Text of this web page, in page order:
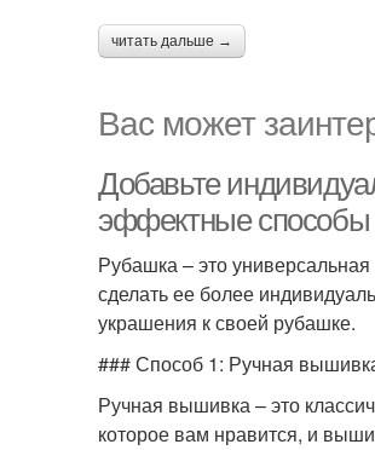
читать дальше →
Вас может
Добавьте
эффектные способы
Рубашка – это
сделать ее более
украшения к своей рубашке.
### Способ 1: Ручная
Ручная вышивка – это
которое вам нравится, и